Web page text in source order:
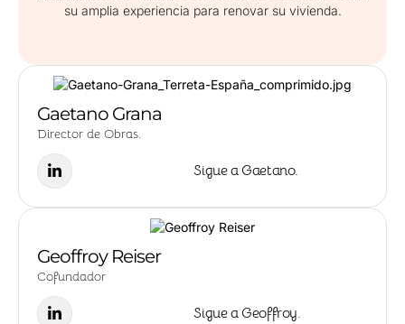
Gaetano Grana
Director de Obras.
Sigue a Gaetano.
su amplia experiencia para renovar su vivienda.
Geoffroy Reiser
Cofundador
Sigue a Geoffroy.